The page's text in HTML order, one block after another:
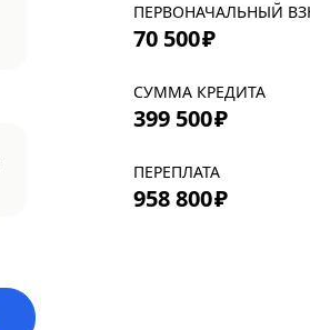
ПЕРВОНАЧАЛЬНЫЙ
70 500₽
СУММА КРЕДИТА
399 500₽
ПЕРЕПЛАТА
958 800₽